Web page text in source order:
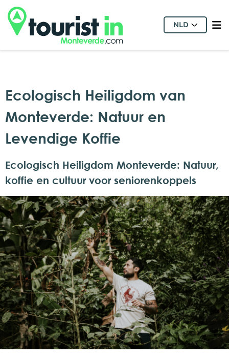
NLD
Ecologisch Heiligdom van
Monteverde: Natuur en
Levendige Koffie
Ecologisch Heiligdom Monteverde: Natuur,
koffie en cultuur voor seniorenkoppels